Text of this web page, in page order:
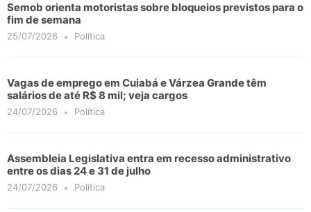
Semob orienta motoristas sobre bloqueios previstos para o
fim de semana
25/07/2026 Política
Vagas de emprego em Cuiabá e Várzea Grande têm
salários de até R$ 8 mil; veja cargos
24/07/2026 Política
Assembleia Legislativa entra em recesso administrativo
entre os dias 24 e 31 de julho
24/07/2026 Política